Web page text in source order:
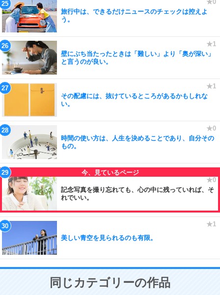
旅行中は、できるだけニュースのチェックは控えよ
う。
壁にぶち当たったときは「難しい」より「奥が深い」
と言うのが良い。
その配慮には、抜けているところがあるかもしれな
い。
時間の使い方は、人生を決めることであり、自分その
もの。
記念写真を撮り忘れても、心の中に残っていれば、そ
れでいい。
美しい青空を見られるのも有限。
同じカテゴリーの作品